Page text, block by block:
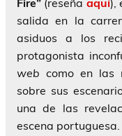
Fire” (reseña aquí),
salida en la
asiduos a los
protagonista
web como en las
sobre sus
una de las
escena portuguesa.